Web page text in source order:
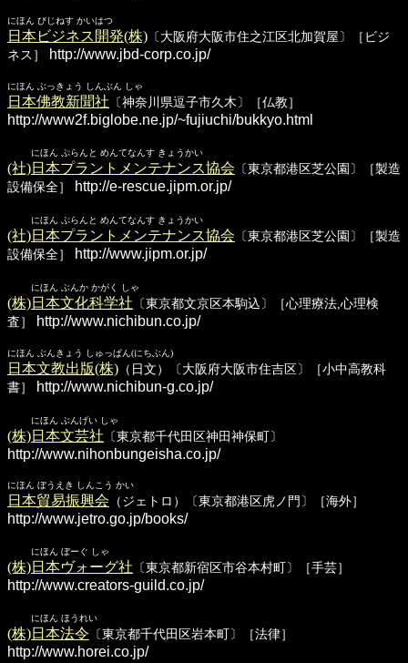
にほん びじねす かいはつ
日本ビジネス開発(株) 〔大阪府大阪市住之江区北加賀屋〕［ビジ
ネス］
http://www.jbd-corp.co.jp/
にほん ぶっきょう しんぶん しゃ
日本佛教新聞社 〔神奈川県逗子市久木〕［仏教］
http://www2f.biglobe.ne.jp/~fujiuchi/bukkyo.html
にほん ぷらんと めんてなんす きょうかい
(社)日本プラントメンテナンス協会 〔東京都港区芝公園〕［製造
設備保全］
http://e-rescue.jipm.or.jp/
にほん ぷらんと めんてなんす きょうかい
(社)日本プラントメンテナンス協会 〔東京都港区芝公園〕［製造
設備保全］
http://www.jipm.or.jp/
にほん ぶんか かがく しゃ
(株)日本文化科学社 〔東京都文京区本駒込〕［心理療法,心理検
査］
http://www.nichibun.co.jp/
にほん ぶんきょう しゅっぱん(にちぶん)
日本文教出版(株) （日文）〔大阪府大阪市住吉区〕［小中高教科
書］
http://www.nichibun-g.co.jp/
にほん ぶんげい しゃ
(株)日本文芸社 〔東京都千代田区神田神保町〕
http://www.nihonbungeisha.co.jp/
にほん ぼうえき しんこう かい
日本貿易振興会 （ジェトロ）〔東京都港区虎ノ門〕［海外］
http://www.jetro.go.jp/books/
にほん ぼーぐ しゃ
(株)日本ヴォーグ社 〔東京都新宿区市谷本村町〕［手芸］
http://www.creators-guild.co.jp/
にほん ほうれい
(株)日本法令 〔東京都千代田区岩本町〕［法律］
http://www.horei.co.jp/